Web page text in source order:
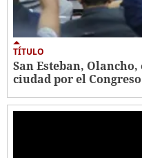
TÍTULO
San Esteban,
ciudad por el